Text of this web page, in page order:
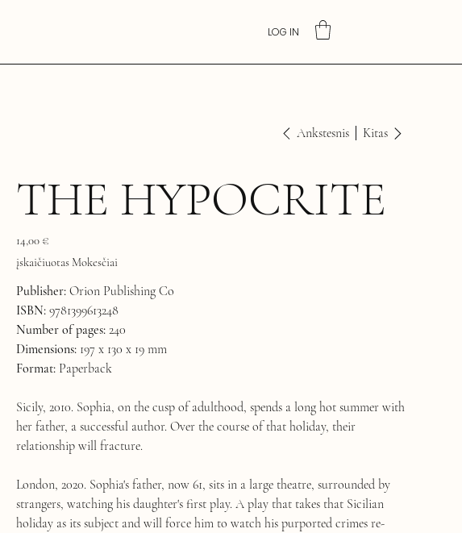
LOG IN
Ankstesnis Kitas
THE HYPOCRITE
14,00 €
įskaičiuotas Mokesčiai
Publisher: Orion Publishing Co
ISBN: 9781399613248
Number of pages: 240
Dimensions: 197 x 130 x 19 mm
Format: Paperback
Sicily, 2010. Sophia, on the cusp of adulthood, spends a long hot summer with
her father, a successful author. Over the course of that holiday, their
relationship will fracture.
London, 2020. Sophia's father, now 61, sits in a large theatre, surrounded by
strangers, watching his daughter's first play. A play that takes that Sicilian
holiday as its subject and will force him to watch his purported crimes re-